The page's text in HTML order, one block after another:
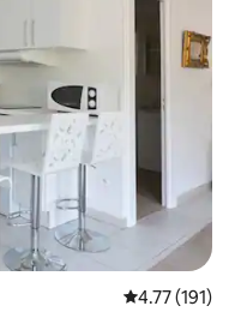
평점 4.77점(5
4.77 (191)